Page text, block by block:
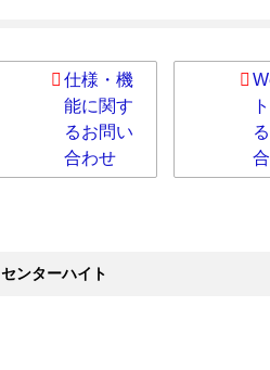
仕様・機
能に関す
るお問い
合わせ
センターハイト